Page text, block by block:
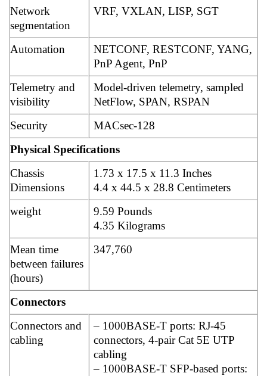
Network
segmentation
VRF, VXLAN, LISP, SGT
Automation
NETCONF, RESTCONF, YANG,
PnP Agent, PnP
Telemetry and
visibility
Model-driven telemetry, sampled
NetFlow, SPAN, RSPAN
Security
MACsec-128
Physical Specifications
Chassis
Dimensions
1.73 x 17.5 x 11.3 Inches
4.4 x 44.5 x 28.8 Centimeters
weight
9.59 Pounds
4.35 Kilograms
Mean time
between failures
(hours)
347,760
Connectors
Connectors and
cabling
– 1000BASE-T ports: RJ-45
connectors, 4-pair Cat 5E UTP
cabling
– 1000BASE-T SFP-based ports: